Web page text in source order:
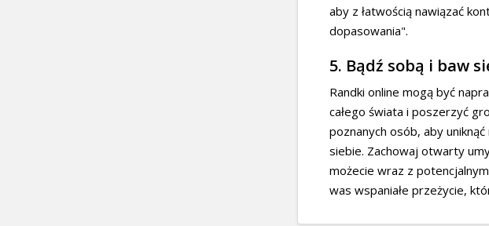
aby z łatwością nawiązać
dopasowania".
5. Bądź sobą i baw
Randki online mogą być
całego świata i poszerzyć
poznanych osób, aby
siebie. Zachowaj otwarty
możecie wraz z
was wspaniałe przeżycie,